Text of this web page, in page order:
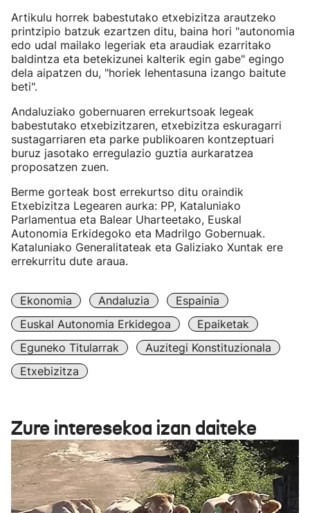
Artikulu horrek babestutako etxebizitza arautzeko
printzipio batzuk ezartzen ditu, baina hori "autonomia
edo udal mailako legeriak eta araudiak ezarritako
baldintza eta betekizunei kalterik egin gabe" egingo
dela aipatzen du, "horiek lehentasuna izango baitute
beti".
Andaluziako gobernuaren errekurtsoak legeak
babestutako etxebizitzaren, etxebizitza eskuragarri
sustagarriaren eta parke publikoaren kontzeptuari
buruz jasotako erregulazio guztia aurkaratzea
proposatzen zuen.
Berme gorteak bost errekurtso ditu oraindik
Etxebizitza Legearen aurka: PP, Kataluniako
Parlamentua eta Balear Uharteetako, Euskal
Autonomia Erkidegoko eta Madrilgo Gobernuak.
Kataluniako Generalitateak eta Galiziako Xuntak ere
errekurritu dute araua.
Ekonomia Andaluzia
Espainia
Euskal Autonomia Erkidegoa
Epaiketak
Eguneko Titularrak
Auzitegi Konstituzionala
Etxebizitza
Zure interesekoa izan daiteke